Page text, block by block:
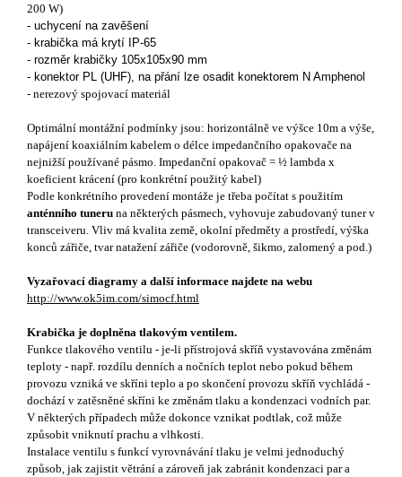
200 W)
- uchycení na zavěšení
- krabička má krytí IP-65
- rozměr krabičky 105x105x90 mm
- konektor PL (UHF), na přání lze osadit konektorem N Amphenol
- nerezový spojovací materiál
Optimální montážní podmínky jsou: horizontálně ve výšce 10m a výše,
napájení koaxiálním kabelem o délce impedančního opakovače na
nejnižší používané pásmo. Impedanční opakovač = ½ lambda x
koeficient krácení (pro konkrétní použitý kabel)
Podle konkrétního provedení montáže je třeba počítat s použitím
anténního tuneru na některých pásmech, vyhovuje zabudovaný tuner v
transceiveru. Vliv má kvalita země, okolní předměty a prostředí, výška
konců zářiče, tvar natažení zářiče (vodorovně, šikmo, zalomený a pod.)
Vyzařovací diagramy a další informace najdete na webu
http://www.ok5im.com/simocf.html
Krabička je doplněna tlakovým ventilem.
Funkce tlakového ventilu - je-li přístrojová skříň vystavována změnám
teploty - např. rozdílu denních a nočních teplot nebo pokud během
provozu vzniká ve skříni teplo a po skončení provozu skříň vychládá -
dochází v zatěsněné skříni ke změnám tlaku a kondenzaci vodních par.
V některých případech může dokonce vznikat podtlak, což může
způsobit vniknutí prachu a vlhkosti.
Instalace ventilu s funkcí vyrovnávání tlaku je velmi jednoduchý
způsob, jak zajistit větrání a zároveň jak zabránit kondenzaci par a